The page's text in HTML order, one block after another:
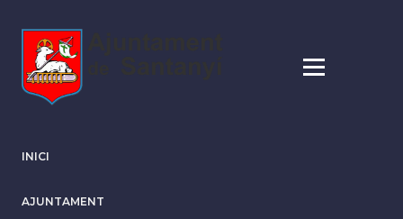
contingut
INICI
AJUNTAMENT